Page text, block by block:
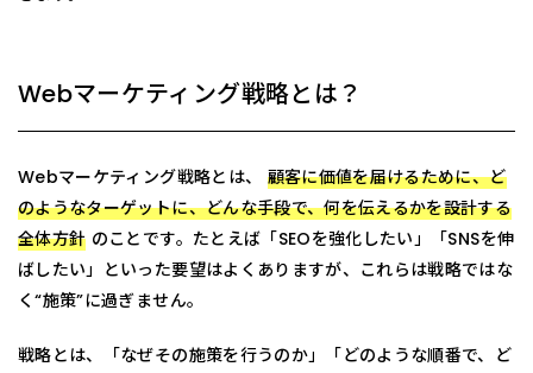
Webマーケティング戦略とは？
Webマーケティング戦略とは、 顧客に価値を届けるために、ど
のようなターゲットに、どんな手段で、何を伝えるかを設計する
全体方針 のことです。たとえば「SEOを強化したい」「SNSを伸
ばしたい」といった要望はよくありますが、これらは戦略ではな
く“施策”に過ぎません。
戦略とは、「なぜその施策を行うのか」「どのような順番で、ど